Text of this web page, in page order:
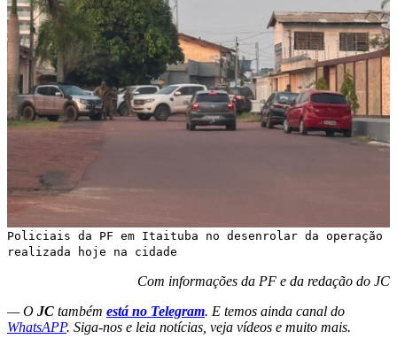
Policiais da PF em Itaituba no desenrolar da operação
realizada hoje na cidade
Com informações da PF e da redação do JC
— O JC também está no Telegram. E temos ainda canal do
WhatsAPP. Siga-nos e leia notícias, veja vídeos e muito mais.